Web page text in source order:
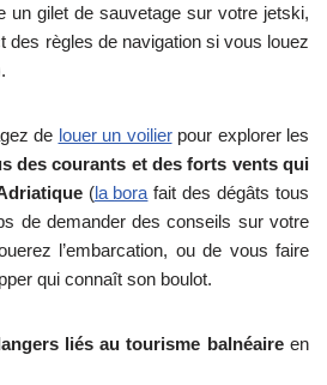
un gilet de sauvetage sur votre jetski,
des règles de navigation si vous louez
de louer un voilierpour explorer les
des courants et des forts vents qui
(la bora fait des dégâts tous
de demander des conseils sur votre
l’embarcation, ou de vous faire
qui connaît son boulot.
liés au tourisme balnéaireen